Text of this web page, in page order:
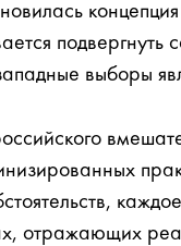
подвергнуть
выборы
отражающих